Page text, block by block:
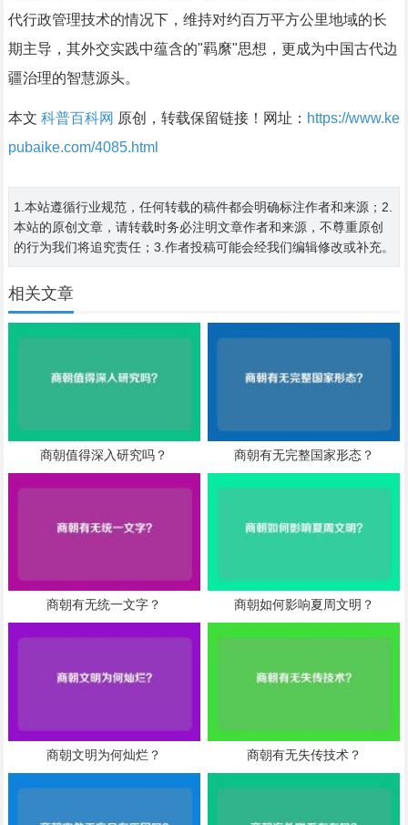
代行政管理技术的情况下，维持对约百万平方公里地域的长
期主导，其外交实践中蕴含的"羁縻"思想，更成为中国古代边
疆治理的智慧源头。
本文 科普百科网 原创，转载保留链接！网址： https://www.ke
pubaike.com/4085.html
1.本站遵循行业规范，任何转载的稿件都会明确标注作者和来源；2.
本站的原创文章，请转载时务必注明文章作者和来源，不尊重原创
的行为我们将追究责任；3.作者投稿可能会经我们编辑修改或补充。
相关文章
商朝值得深入研究吗？ 商朝有无完整国家形态？
商朝有无统一文字？ 商朝如何影响夏周文明？
商朝文明为何灿烂？ 商朝有无失传技术？